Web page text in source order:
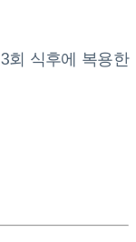
회 식후에 복용한